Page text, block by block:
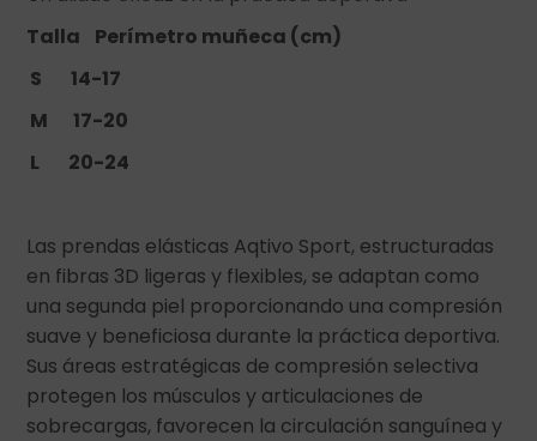
Talla Perímetro muñeca (cm)
S 14-17
M 17-20
L 20-24
Las prendas elásticas Aqtivo Sport, estructuradas
en fibras 3D ligeras y flexibles, se adaptan como
una segunda piel proporcionando una compresión
suave y beneficiosa durante la práctica deportiva.
Sus áreas estratégicas de compresión selectiva
protegen los músculos y articulaciones de
sobrecargas, favorecen la circulación sanguínea y